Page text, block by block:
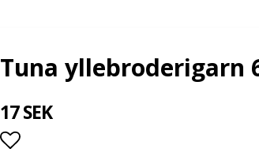
Tuna yllebroderigarn
17 SEK